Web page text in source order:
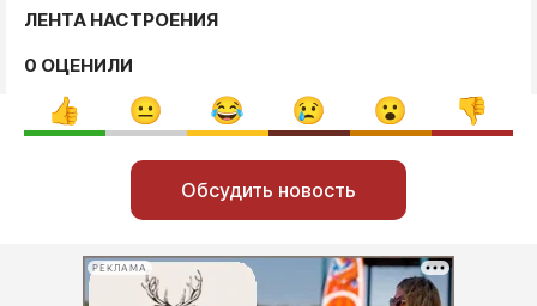
ЛЕНТА НАСТРОЕНИЯ
0 ОЦЕНИЛИ
Обсудить новость
РЕКЛАМА